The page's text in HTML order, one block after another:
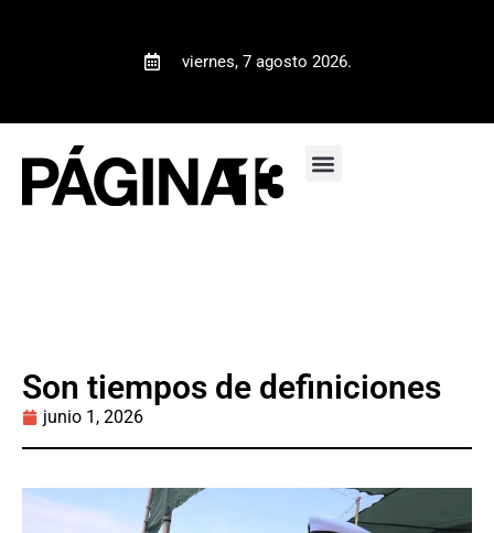
viernes, 7 agosto 2026.
Son tiempos de definiciones
junio 1, 2026